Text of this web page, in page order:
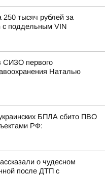
250 тысяч рублей за
с поддельным VIN
СИЗО первого
Наталью
БПЛА сбито ПВО
РФ:
о чудесном
после ДТП с